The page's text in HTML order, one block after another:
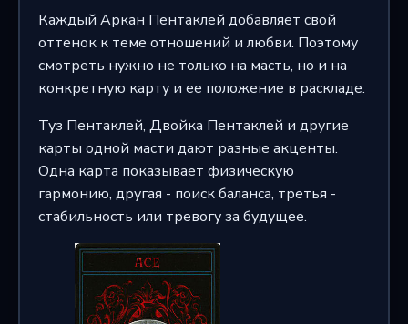
Каждый Аркан Пентаклей добавляет свой
оттенок к теме отношений и любви. Поэтому
смотреть нужно не только на масть, но и на
конкретную карту и ее положение в раскладе.
Туз Пентаклей, Двойка Пентаклей и другие
карты одной масти дают разные акценты.
Одна карта показывает физическую
гармонию, другая - поиск баланса, третья -
стабильность или тревогу за будущее.